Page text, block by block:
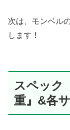
次は、モンベル
します！
スペック
重』&各